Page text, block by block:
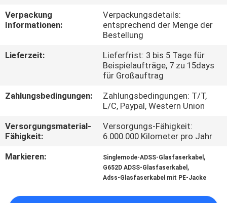
TRETEN
MIT
VERBINDUNG
NACHRICHTEN
Verpackung
Informationen:
Verpackungsdetails:
entsprechend der Menge der
Bestellung
Lieferzeit:
Lieferfrist: 3 bis 5 Tage für
Beispielaufträge, 7 zu 15days
für Großauftrag
Zahlungsbedingungen:
Zahlungsbedingungen: T/T,
L/C, Paypal, Western Union
Versorgungsmaterial-
Fähigkeit:
Versorgungs-Fähigkeit:
6.000.000 Kilometer pro Jahr
Markieren:
Singlemode-ADSS-Glasfaserkabel ,
G652D ADSS-Glasfaserkabel ,
Adss-Glasfaserkabel mit PE-Jacke